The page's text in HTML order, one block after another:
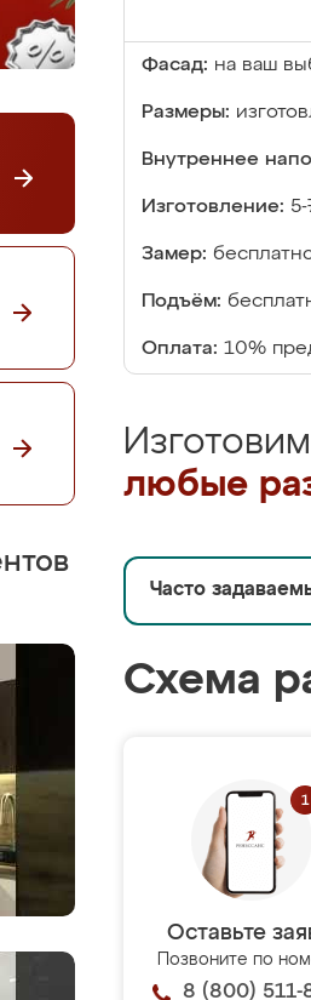
Фасад: на ваш
Размеры:
Внутреннее
Изготовление:
Замер:
Подъём:
Оплата: 10%
любые
Часто
Схема
Оставьте
Позвоните по
8 (800) 511-